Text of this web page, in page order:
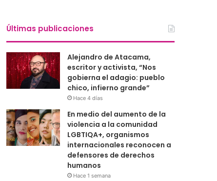
Últimas publicaciones
Alejandro de Atacama,
escritor y activista, “Nos
gobierna el adagio: pueblo
chico, infierno grande”
Hace 4 días
En medio del aumento de la
violencia a la comunidad
LGBTIQA+, organismos
internacionales reconocen a
defensores de derechos
humanos
Hace 1 semana